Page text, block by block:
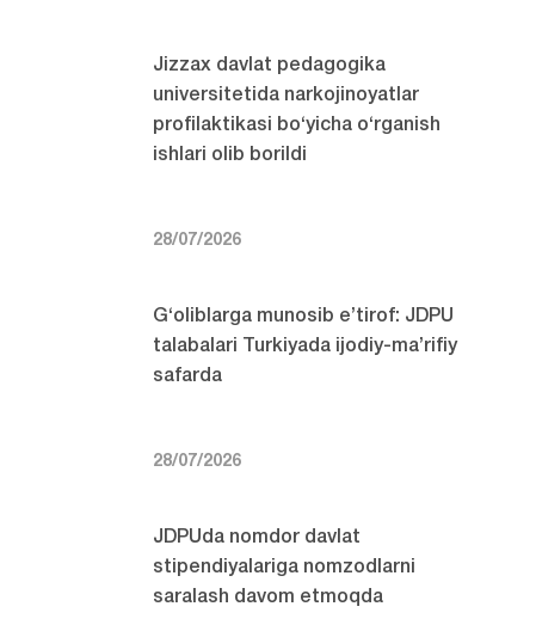
Jizzax davlat pedagogika
universitetida narkojinoyatlar
profilaktikasi bo‘yicha o‘rganish
ishlari olib borildi
28/07/2026
G‘oliblarga munosib e’tirof: JDPU
talabalari Turkiyada ijodiy-ma’rifiy
safarda
28/07/2026
JDPUda nomdor davlat
stipendiyalariga nomzodlarni
saralash davom etmoqda